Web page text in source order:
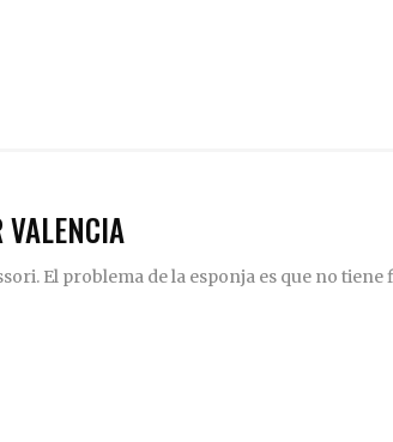
El problema de la esponja es que no tiene